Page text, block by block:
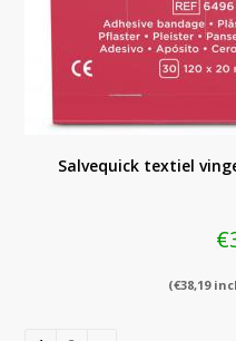
Salvequick textiel
€
(€38,19